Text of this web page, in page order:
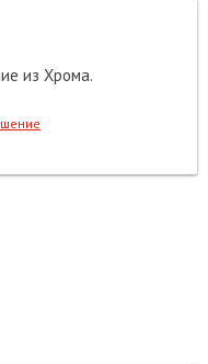
из Хрома.